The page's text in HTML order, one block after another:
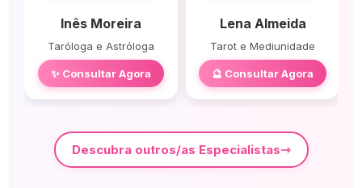
Inês Moreira
Taróloga e Astróloga
✨ Consultar Agora
Lena Almeida
Tarot e Mediunidade
🔮 Consultar Agora
Descubra outros/as Especialistas